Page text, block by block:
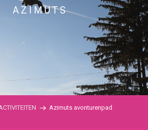
AZIMUTS
Azimuts avonturenpad